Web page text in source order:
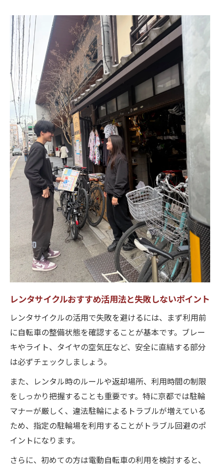
レンタサイクルおすすめ活用法と失敗しないポイント
レンタサイクルの活用で失敗を避けるには、まず利用前
に自転車の整備状態を確認することが基本です。ブレー
キやライト、タイヤの空気圧など、安全に直結する部分
は必ずチェックしましょう。
また、レンタル時のルールや返却場所、利用時間の制限
をしっかり把握することも重要です。特に京都では駐輪
マナーが厳しく、違法駐輪によるトラブルが増えている
ため、指定の駐輪場を利用することがトラブル回避のポ
イントになります。
さらに、初めての方は電動自転車の利用を検討すると、